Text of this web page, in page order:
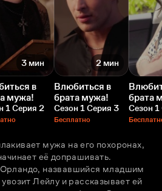
3 мин
в
мужа!
1 Серия 2
2 мин
Влюбиться в
брата мужа!
Сезон 1 Серия 3
Бесплатно
брата
Сезон
мужа на его похоронах,
её допрашивать.
назвавшийся младшим
Лейлу и рассказывает ей